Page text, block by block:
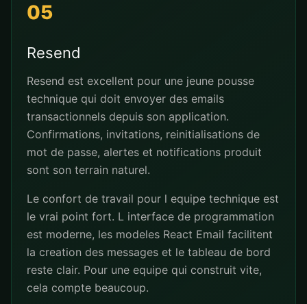
05
Resend
Resend est excellent pour une jeune pousse
technique qui doit envoyer des emails
transactionnels depuis son application.
Confirmations, invitations, reinitialisations de
mot de passe, alertes et notifications produit
sont son terrain naturel.
Le confort de travail pour l equipe technique est
le vrai point fort. L interface de programmation
est moderne, les modeles React Email facilitent
la creation des messages et le tableau de bord
reste clair. Pour une equipe qui construit vite,
cela compte beaucoup.